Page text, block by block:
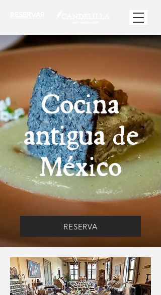
Cocina
antigua de
México
RESERVA